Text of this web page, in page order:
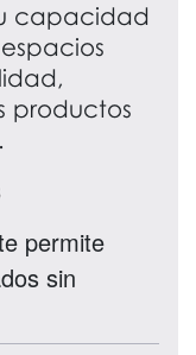
capacidad
productos
permite
sin